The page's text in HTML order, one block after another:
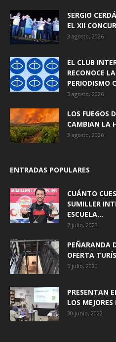
SERGIO
EL XII
3 agosto, 2026
EL CLUB
RECONOCE
PERIODISMO
3 agosto, 2026
LOS FUEGOS
CAMBIAN LA
3 agosto, 2026
ENTRADAS POPULARES
CUÁNTO
SUMILLER
ESCUELA...
7 julio, 2023
PEÑARANDA
OFERTA
5 julio, 2020
PRESENTAN
LOS MEJORES
30 junio, 2022